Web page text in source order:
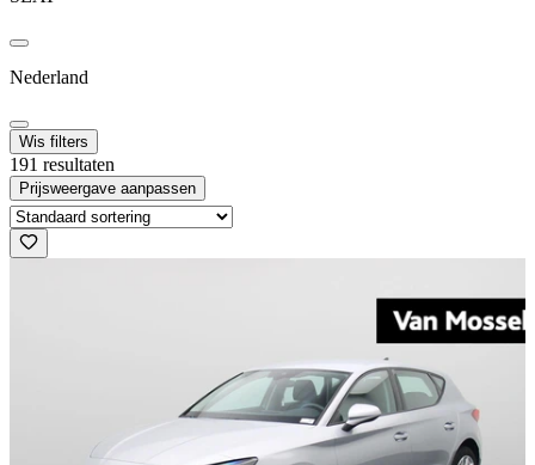
Nederland
Wis filters
191 resultaten
Prijsweergave aanpassen